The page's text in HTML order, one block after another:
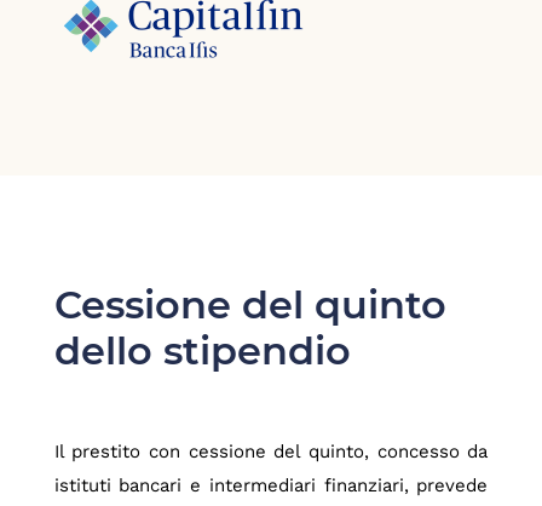
Cessione del quinto
dello stipendio
Il prestito con cessione del quinto, concesso da
istituti bancari e intermediari finanziari, prevede